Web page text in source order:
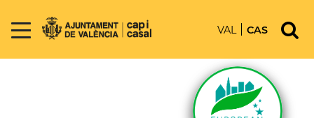
VAL CAS